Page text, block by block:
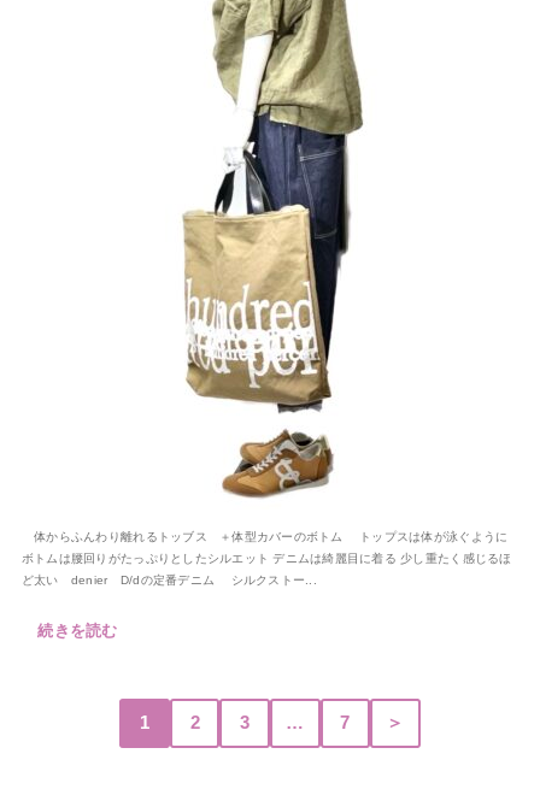
体からふんわり離れるトッブス ＋体型カバーのボトム トップスは体が泳ぐように
ボトムは腰回りがたっぷりとしたシルエット デニムは綺麗目に着る 少し重たく感じるほ
ど太い denier D/dの定番デニム シルクストー...
続きを読む
1 2 3 … 7 ＞